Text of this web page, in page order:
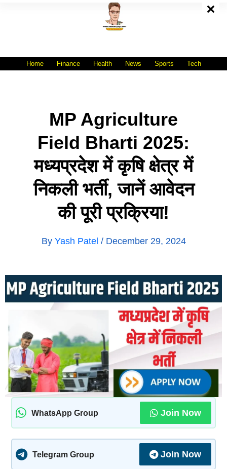
Home Finance Health News Sports Tech
MP Agriculture
Field Bharti 2025:
मध्यप्रदेश में कृषि क्षेत्र में
निकली भर्ती, जानें आवेदन
की पूरी प्रक्रिया!
By Yash Patel / December 29, 2024
WhatsApp Group Join Now
Telegram Group Join Now